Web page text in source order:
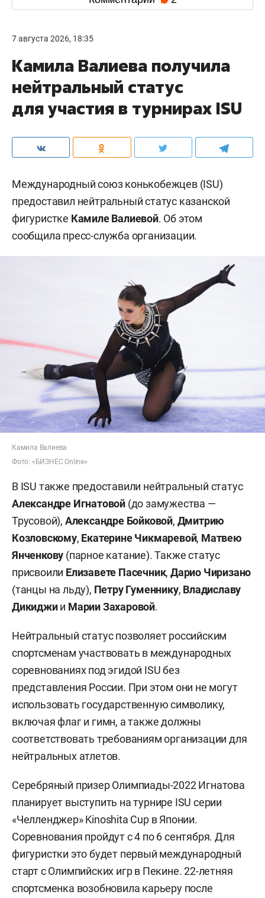
7 августа 2026, 18:35
Камила Валиева получила
нейтральный статус
для участия в турнирах ISU
Международный союз конькобежцев (ISU)
предоставил нейтральный статус казанской
фигуристке Камиле Валиевой. Об этом
сообщила пресс-служба организации.
Камила Валиева
Фото: «БИЗНЕС Online»
В ISU также предоставили нейтральный статус
Александре Игнатовой (до замужества —
Трусовой), Александре Бойковой, Дмитрию
Козловскому, Екатерине Чикмаревой, Матвею
Янченкову (парное катание). Также статус
присвоили Елизавете Пасечник,Дарио Чиризано
(танцы на льду), Петру Гуменнику, Владиславу
Дикиджии Марии Захаровой.
Нейтральный статус позволяет российским
спортсменам участвовать в международных
соревнованиях под эгидой ISU без
представления России. При этом они не могут
использовать государственную символику,
включая флаг и гимн, а также должны
соответствовать требованиям организации для
нейтральных атлетов.
Серебряный призер Олимпиады-2022 Игнатова
планирует выступить на турнире ISU серии
«Челленджер» Kinoshita Cup в Японии.
Соревнования пройдут с 4 по 6 сентября. Для
фигуристки это будет первый международный
старт с Олимпийских игр в Пекине. 22-летняя
спортсменка возобновила карьеру после